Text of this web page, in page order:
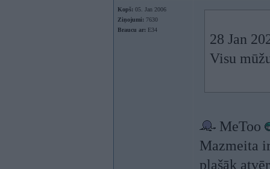
Kopš: 05. Jan 2006
Ziņojumi: 7630
Braucu ar: E34
28 Jan
Visu
MeToo
Mazmeita
plašāk